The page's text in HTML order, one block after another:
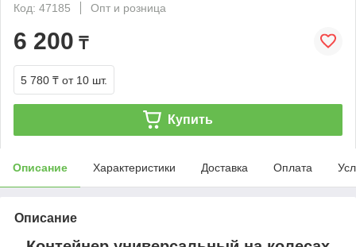
Код: 47185
Опт и розница
6 200 ₸
5 780 ₸ от 10 шт.
Купить
Описание Характеристики Доставка Оплата
Описание